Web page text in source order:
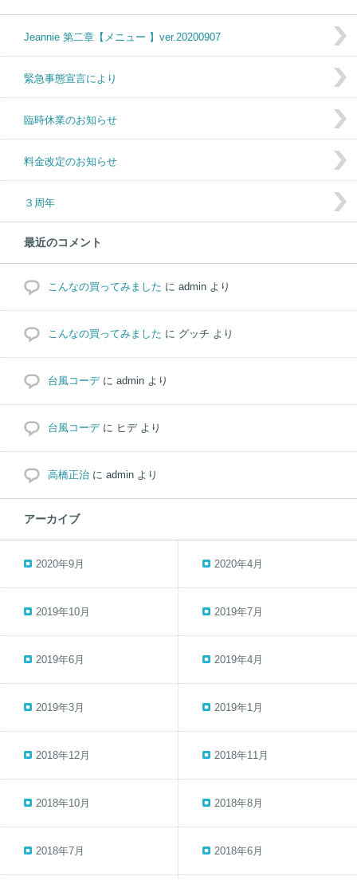
Jeannie 第二章【メニュー 】ver.20200907
緊急事態宣言により
臨時休業のお知らせ
料金改定のお知らせ
３周年
最近のコメント
こんなの買ってみました に admin より
こんなの買ってみました に グッチ より
台風コーデに admin より
台風コーデに ヒデより
高橋正治 に admin より
アーカイブ
2020年9月 2020年4月
2019年10月 2019年7月
2019年6月 2019年4月
2019年3月 2019年1月
2018年12月 2018年11月
2018年10月 2018年8月
2018年7月 2018年6月